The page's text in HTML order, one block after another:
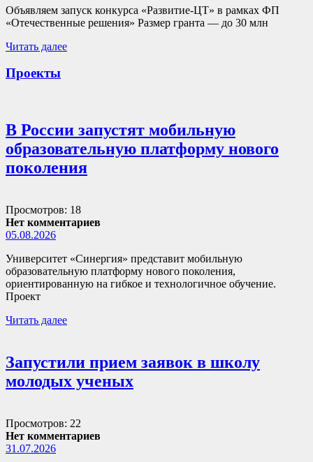
Объявляем запуск конкурса «Развитие-ЦТ» в рамках ФП
«Отечественные решения» Размер гранта — до 30 млн
Читать далее
Проекты
В России запустят мобильную
образовательную платформу нового
поколения
Просмотров: 18
Нет комментариев
05.08.2026
Университет «Синергия» представит мобильную
образовательную платформу нового поколения,
ориентированную на гибкое и технологичное обучение.
Проект
Читать далее
Запустили прием заявок в школу
молодых ученых
Просмотров: 22
Нет комментариев
31.07.2026